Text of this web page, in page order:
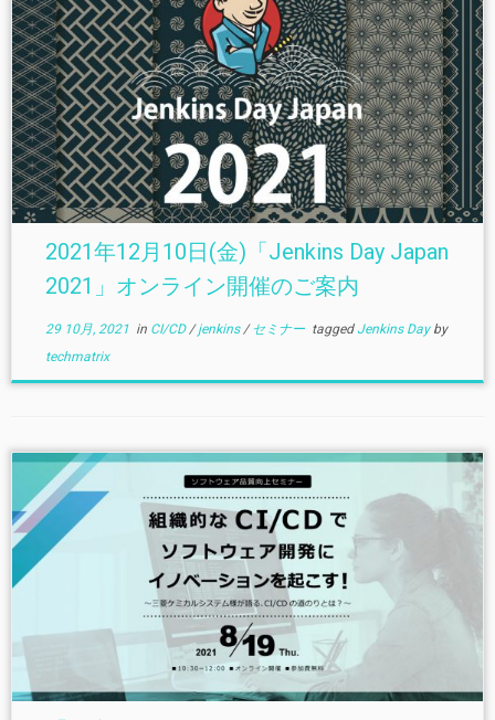
2021年12月10日(金)「Jenkins Day Japan
2021」オンライン開催のご案内
29 10月, 2021in CI/CD/jenkins/ セミナー taggedJenkins Day by
techmatrix